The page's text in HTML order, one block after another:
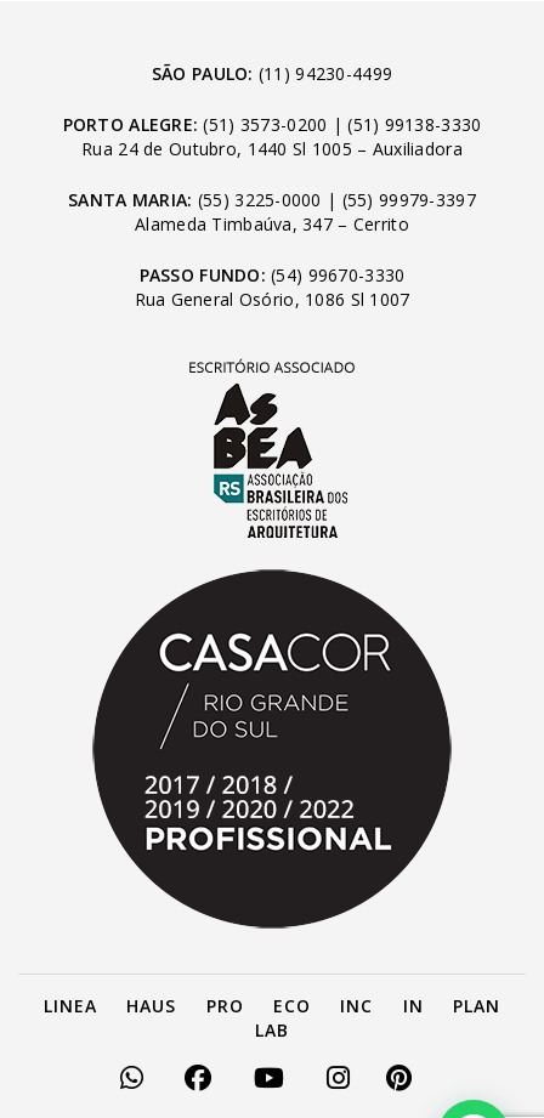
SÃO PAULO: (11) 94230-4499
PORTO ALEGRE: (51) 3573-0200 |(51) 99138-3330
Rua 24 de Outubro, 1440 Sl 1005 – Auxiliadora
SANTA MARIA: (55) 3225-0000 | (55) 99979-3397
Alameda Timbaúva, 347 – Cerrito
PASSO FUNDO: (54) 99670-3330
Rua General Osório, 1086 Sl 1007
LINEA HAUS PRO ECO INC IN
PLAN
LAB